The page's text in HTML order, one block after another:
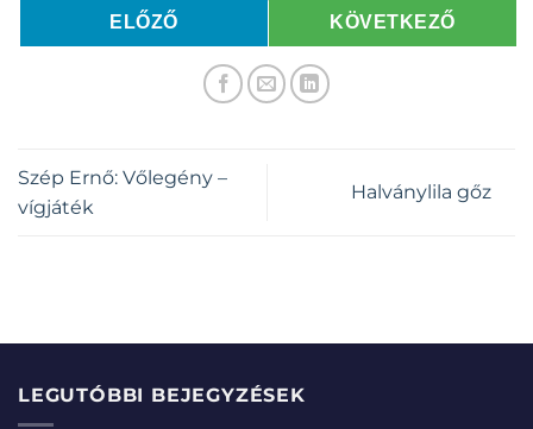
ELŐZŐ KÖVETKEZŐ
Szép Ernő: Vőlegény –
vígjáték
Halványlila gőz
LEGUTÓBBI BEJEGYZÉSEK